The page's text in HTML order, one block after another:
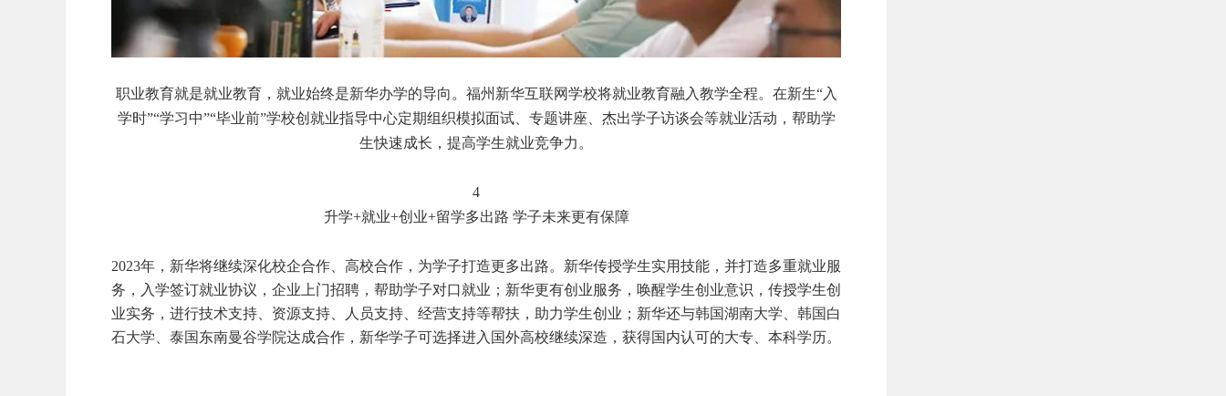
职业教育就是就业教育，就业始终是新华办学的导向。福州新华互联网学校将就业教育融入教学全程。在新生“入
学时”“学习中”“毕业前”学校创就业指导中心定期组织模拟面试、专题讲座、杰出学子访谈会等就业活动，帮助学
生快速成长，提高学生就业竞争力。
4
升学+就业+创业+留学多出路 学子未来更有保障
2023年，新华将继续深化校企合作、高校合作，为学子打造更多出路。新华传授学生实用技能，并打造多重就业服
务，入学签订就业协议，企业上门招聘，帮助学子对口就业；新华更有创业服务，唤醒学生创业意识，传授学生创
业实务，进行技术支持、资源支持、人员支持、经营支持等帮扶，助力学生创业；新华还与韩国湖南大学、韩国白
石大学、泰国东南曼谷学院达成合作，新华学子可选择进入国外高校继续深造，获得国内认可的大专、本科学历。